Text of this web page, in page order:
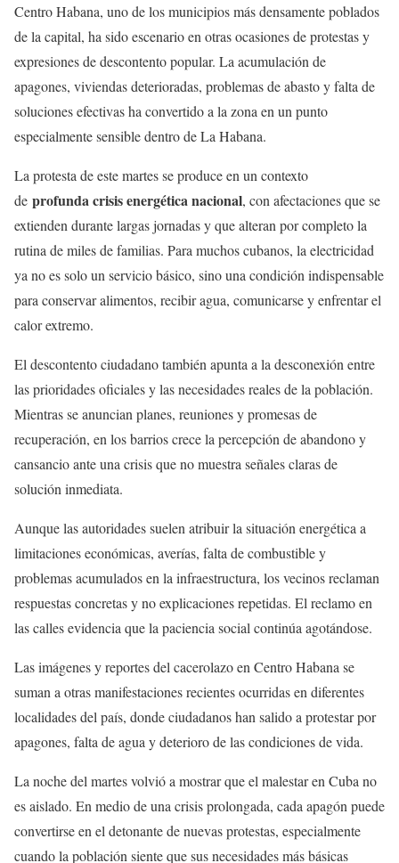
Centro Habana, uno de los municipios más densamente poblados
de la capital, ha sido escenario en otras ocasiones de protestas y
expresiones de descontento popular. La acumulación de
apagones, viviendas deterioradas, problemas de abasto y falta de
soluciones efectivas ha convertido a la zona en un punto
especialmente sensible dentro de La Habana.
La protesta de este martes se produce en un contexto
de profunda crisis energética nacional, con afectaciones que se
extienden durante largas jornadas y que alteran por completo la
rutina de miles de familias. Para muchos cubanos, la electricidad
ya no es solo un servicio básico, sino una condición indispensable
para conservar alimentos, recibir agua, comunicarse y enfrentar el
calor extremo.
El descontento ciudadano también apunta a la desconexión entre
las prioridades oficiales y las necesidades reales de la población.
Mientras se anuncian planes, reuniones y promesas de
recuperación, en los barrios crece la percepción de abandono y
cansancio ante una crisis que no muestra señales claras de
solución inmediata.
Aunque las autoridades suelen atribuir la situación energética a
limitaciones económicas, averías, falta de combustible y
problemas acumulados en la infraestructura, los vecinos reclaman
respuestas concretas y no explicaciones repetidas. El reclamo en
las calles evidencia que la paciencia social continúa agotándose.
Las imágenes y reportes del cacerolazo en Centro Habana se
suman a otras manifestaciones recientes ocurridas en diferentes
localidades del país, donde ciudadanos han salido a protestar por
apagones, falta de agua y deterioro de las condiciones de vida.
La noche del martes volvió a mostrar que el malestar en Cuba no
es aislado. En medio de una crisis prolongada, cada apagón puede
convertirse en el detonante de nuevas protestas, especialmente
cuando la población siente que sus necesidades más básicas